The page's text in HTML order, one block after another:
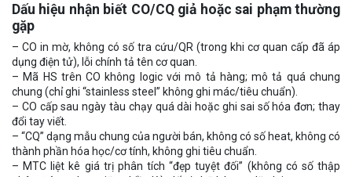
Dấu hiệu nhận biết CO/CQ giả hoặc sai phạm thường
gặp
– CO in mờ, không có số tra cứu/QR (trong khi cơ quan cấp đã áp
dụng điện tử), lỗi chính tả tên cơ quan.
– Mã HS trên CO không logic với mô tả hàng; mô tả quá chung
chung (chỉ ghi “stainless steel” không ghi mác/tiêu chuẩn).
– CO cấp sau ngày tàu chạy quá dài hoặc ghi sai số hóa đơn; thay
đổi tay viết.
– “CQ” dạng mẫu chung của người bán, không có số heat, không có
thành phần hóa học/cơ tính, không ghi tiêu chuẩn.
– MTC liệt kê giá trị phân tích “đẹp tuyệt đối” (không có số thập